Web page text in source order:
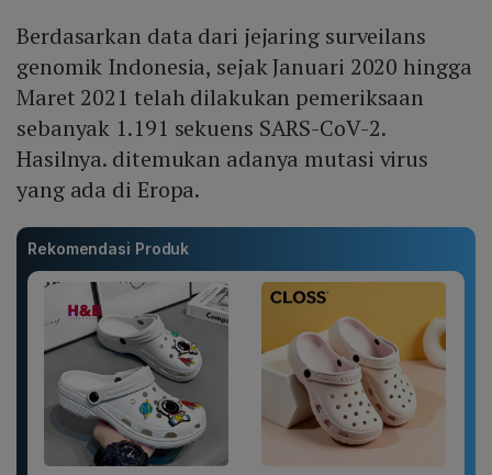
Berdasarkan data dari jejaring surveilans
genomik Indonesia, sejak Januari 2020 hingga
Maret 2021 telah dilakukan pemeriksaan
sebanyak 1.191 sekuens SARS-CoV-2.
Hasilnya. ditemukan adanya mutasi virus
yang ada di Eropa.
Rekomendasi Produk